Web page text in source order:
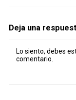
Deja una
Lo siento, debes
comentario.